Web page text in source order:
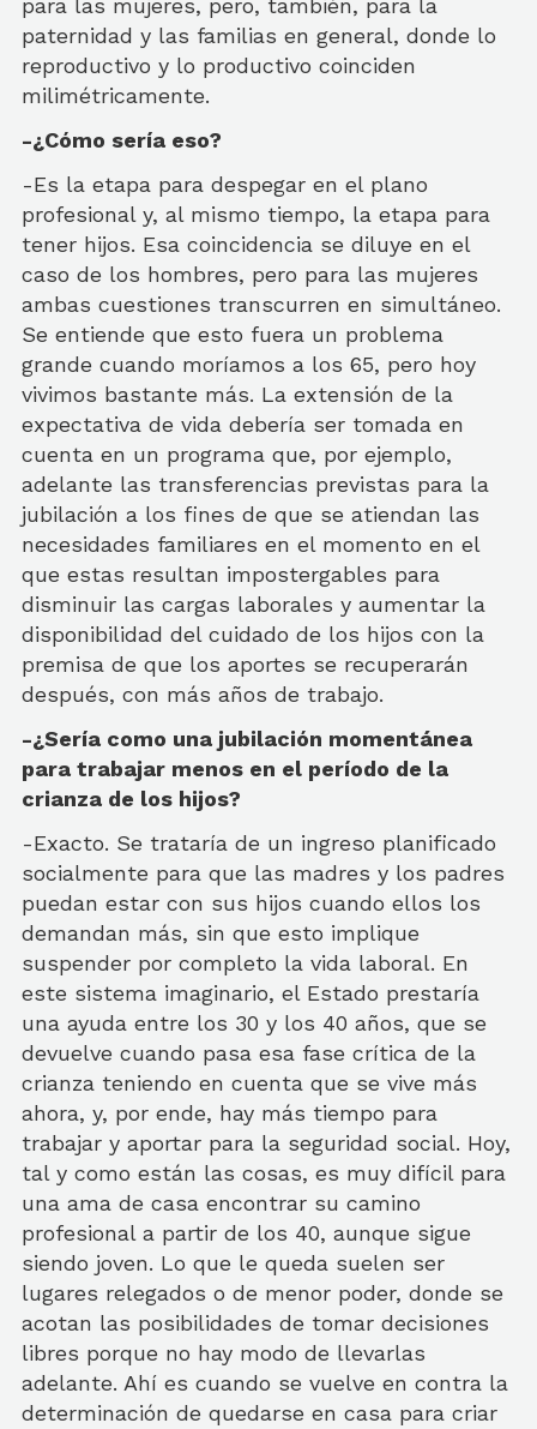
para las mujeres, pero, también, para la
paternidad y las familias en general, donde lo
reproductivo y lo productivo coinciden
milimétricamente.
-¿Cómo sería eso?
-Es la etapa para despegar en el plano
profesional y, al mismo tiempo, la etapa para
tener hijos. Esa coincidencia se diluye en el
caso de los hombres, pero para las mujeres
ambas cuestiones transcurren en simultáneo.
Se entiende que esto fuera un problema
grande cuando moríamos a los 65, pero hoy
vivimos bastante más. La extensión de la
expectativa de vida debería ser tomada en
cuenta en un programa que, por ejemplo,
adelante las transferencias previstas para la
jubilación a los fines de que se atiendan las
necesidades familiares en el momento en el
que estas resultan impostergables para
disminuir las cargas laborales y aumentar la
disponibilidad del cuidado de los hijos con la
premisa de que los aportes se recuperarán
después, con más años de trabajo.
-¿Sería como una jubilación momentánea
para trabajar menos en el período de la
crianza de los hijos?
-Exacto. Se trataría de un ingreso planificado
socialmente para que las madres y los padres
puedan estar con sus hijos cuando ellos los
demandan más, sin que esto implique
suspender por completo la vida laboral. En
este sistema imaginario, el Estado prestaría
una ayuda entre los 30 y los 40 años, que se
devuelve cuando pasa esa fase crítica de la
crianza teniendo en cuenta que se vive más
ahora, y, por ende, hay más tiempo para
trabajar y aportar para la seguridad social. Hoy,
tal y como están las cosas, es muy difícil para
una ama de casa encontrar su camino
profesional a partir de los 40, aunque sigue
siendo joven. Lo que le queda suelen ser
lugares relegados o de menor poder, donde se
acotan las posibilidades de tomar decisiones
libres porque no hay modo de llevarlas
adelante. Ahí es cuando se vuelve en contra la
determinación de quedarse en casa para criar